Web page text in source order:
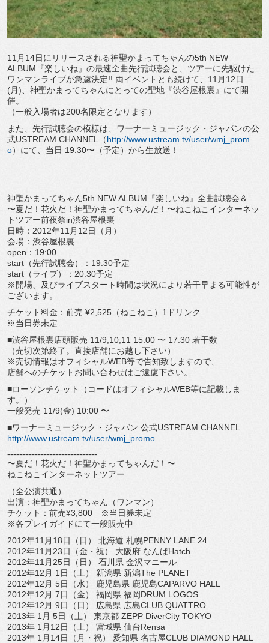
11月14日にリリースされる神聖かまってちゃんの5th NEW
ALBUM『楽しいね』の最速全曲先行試聴会と、ツアーに先駆けた
ワンマンライブが急遽決定!! 両イベントとも続けて、11月12日
(月)、神聖かまってちゃんにとっての聖地『渋谷屋根裏』にて開
催。
（一般入場者は200名限定となります）
また、先行試聴会の模様は、ワーナーミュージック・ジャパンの公
式USTREAM CHANNEL（http://www.ustream.tv/user/wmj_prom
o）にて、当日 19:30〜（予定）から生放送！
神聖かまってちゃん5th NEW ALBUM『楽しいね』全曲試聴会＆
〜夏だ！花火だ！神聖かまってちゃんだ！〜ねこねこインターネッ
トツアー前夜祭in渋谷屋根裏
日時：2012年11月12日（月）
会場：渋谷屋根裏
open：19:00
start（先行試聴会）：19:30予定
start（ライブ）：20:30予定
※開場、及びライブスタート時間は状況により若干早まる可能性が
ございます。
チケット料金：前売 ¥2,525（ねこねこ）1ドリンク
※当日券未定
■渋谷屋根裏店頭販売 11/9,10,11 15:00 〜 17:30 若干数
（売切次第終了。直接店舗にお越し下さい）
※売切情報はオフィシャルWEB等で告知致しますので、
店舗へのチケットお問い合わせはご遠慮下さい。
■ローソンチケット（コードはオフィシャルWEB等に記載しま
す。）
一般発売 11/9(金) 10:00 〜
■ワーナーミュージック・ジャパン 公式USTREAM CHANNEL
http://www.ustream.tv/user/wmj_promo
------------------------------
〜夏だ！花火だ！神聖かまってちゃんだ！〜
ねこねこインターネットツアー
（全公演共通）
出演：神聖かまってちゃん（ワンマン）
チケット：前売¥3,800 ※当日券未定
※各プレイガイドにて一般販売中
2012年11月18日（日） 北海道 札幌PENNY LANE 24
2012年11月23日（金・祝） 大阪府 なんばHatch
2012年11月25日（日） 石川県 金沢マニール
2012年12月 1日（土） 新潟県 新潟The PLANET
2012年12月 5日（水） 鹿児島県 鹿児島CAPARVO HALL
2012年12月 7日（金） 福岡県 福岡DRUM LOGOS
2012年12月 9日（日） 広島県 広島CLUB QUATTRO
2013年 1月 5日（土） 東京都 ZEPP DiverCity TOKYO
2013年 1月12日（土） 宮城県 仙台Rensa
2013年 1月14日（月・祝） 愛知県 名古屋CLUB DIAMOND HALL